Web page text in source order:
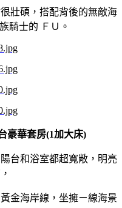
壯碩，搭配背後的無敵海
騎士的 ＦＵ。
豪華套房(1加大床)
台和浴室都超寬敞，明亮
金海岸線，坐擁ㄧ線海景